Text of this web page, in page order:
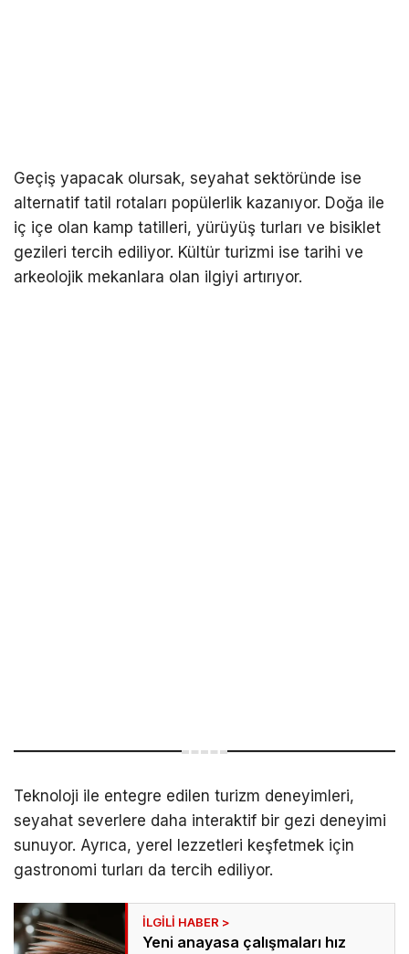
Geçiş yapacak olursak, seyahat sektöründe ise
alternatif tatil rotaları popülerlik kazanıyor. Doğa ile
iç içe olan kamp tatilleri, yürüyüş turları ve bisiklet
gezileri tercih ediliyor. Kültür turizmi ise tarihi ve
arkeolojik mekanlara olan ilgiyi artırıyor.
Teknoloji ile entegre edilen turizm deneyimleri,
seyahat severlere daha interaktif bir gezi deneyimi
sunuyor. Ayrıca, yerel lezzetleri keşfetmek için
gastronomi turları da tercih ediliyor.
Yeni anayasa çalışmaları hız